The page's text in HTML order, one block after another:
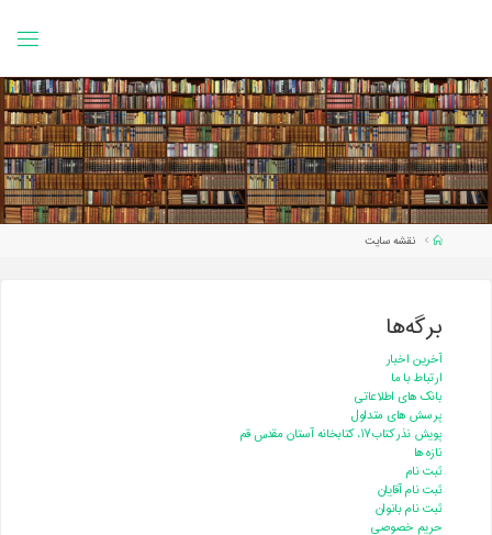
Homeنقشه سایت
برگه‌ها
آخرین اخبار
ارتباط با ما
بانک های اطلاعاتی
پرسش های متداول
پویش نذرکتاب۱۷، کتابخانه آستان مقدس قم
تازه ها
ثبت نام
ثبت نام آقایان
ثبت نام بانوان
حریم خصوصی